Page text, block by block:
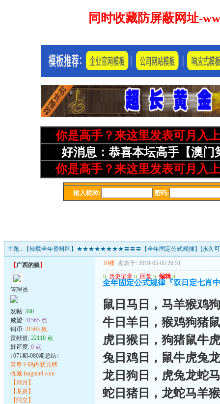
主题 : 【转载全年资料区】★★★★★★★★〓〓〓【全年固定公式规律】{永
【广西的狼】
管理员
发帖: 340
威望: 31565 点
铜币: 31565 枚
贡献值: 22110 点
好评度: 0 点
↓071期-080期总结↓
至尊十码内状元榜
收藏:langtan8.com
【清月】
【龙炎】
【阿立】
10楼 发表于: 2019-05-05 20:51
u 历史记录 u 回复 u 编辑 u
全年固定公式规律『双日定七肖
鼠日马日，马羊猴鸡
牛日羊日，猴鸡狗猪
虎日猴日，狗猪鼠牛
兔日鸡日，鼠牛虎兔
龙日狗日，虎兔龙蛇
蛇日猪日，龙蛇马羊